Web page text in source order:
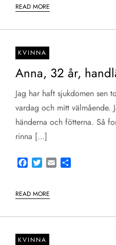
READ MORE
KVINNA
Anna, 32 år,
Jag har haft sjukdomen sen
vardag och mitt välmående.
händerna och fötterna. Så
rinna […]
Facebook
TwitterEmail
READ MORE
KVINNA